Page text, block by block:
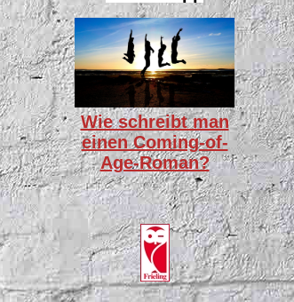
Wie schreibt man
einen Coming-of-
Age-Roman?